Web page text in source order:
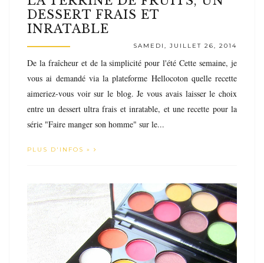
DESSERT FRAIS ET
INRATABLE
SAMEDI, JUILLET 26, 2014
De la fraîcheur et de la simplicité pour l'été Cette semaine, je
vous ai demandé via la plateforme Hellocoton quelle recette
aimeriez-vous voir sur le blog. Je vous avais laisser le choix
entre un dessert ultra frais et inratable, et une recette pour la
série "Faire manger son homme" sur le...
PLUS D'INFOS »